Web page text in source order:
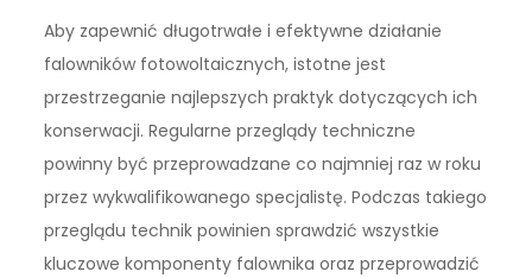
Aby zapewnić długotrwałe i efektywne działanie
falowników fotowoltaicznych, istotne jest
przestrzeganie najlepszych praktyk dotyczących ich
konserwacji. Regularne przeglądy techniczne
powinny być przeprowadzane co najmniej raz w roku
przez wykwalifikowanego specjalistę. Podczas takiego
przeglądu technik powinien sprawdzić wszystkie
kluczowe komponenty falownika oraz przeprowadzić